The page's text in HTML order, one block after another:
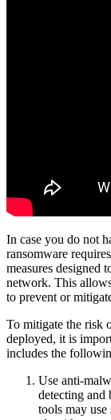
In case you do not
ransomware
measures designed
network. This
to prevent or
To mitigate the risk
deployed, it is
includes the
Use anti-
detecting and
tools may